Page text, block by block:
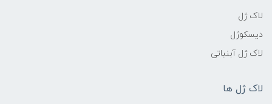
لاک ژل
دیسکوژل
لاک ژل آبنباتی
لاک ژل ها